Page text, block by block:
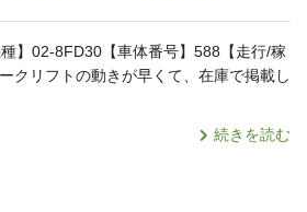
種】02-8FD30【車体番号】588【走行/稼
クリフトの動きが早くて、在庫で掲載し
続きを読む